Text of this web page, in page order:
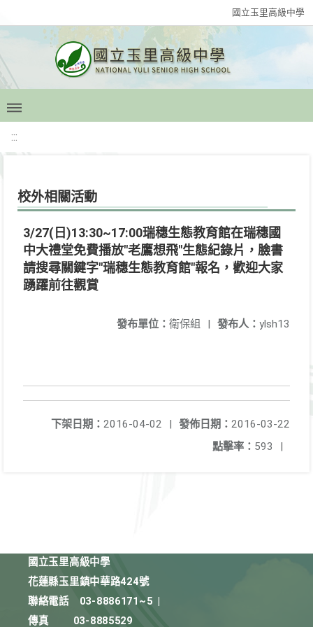
國立玉里高級中學
:::
校外相關活動
3/27(日)13:30~17:00瑞穗生態教育館在瑞穗國
中大禮堂免費播放"老鷹想飛"生態紀錄片，臉書
請搜尋關鍵字"瑞穗生態教育館"報名，歡迎大家
踴躍前往觀賞
發布人： ylsh13
發布單位： 衛保組 |
發佈日期： 2016-03-22
下架日期： 2016-04-02
|
點擊率： 593 |
國立玉里高級中學
花蓮縣玉里鎮中華路424號
聯絡電話
03-8886171~5
傳真
03-8885529